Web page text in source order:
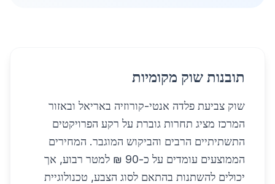
תובנות שוק מקומיות
שוק צביעת פלדה אנטי-קורוזיה באריאל ובאזור
המרכז מציג תחרות גוברת על רקע הפרויקטים
התשתיתיים הרבים והביקוש המוגבר. המחירים
הממוצעים עומדים על כ-90 ₪ למטר רבוע, אך
יכולים להשתנות בהתאם לסוג הצבע, טכנולוגיית